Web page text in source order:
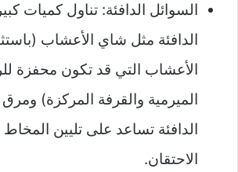
السوائل الدافئة: تناول كميات
الدافئة مثل شاي الأعشاب
الأعشاب التي قد تكون محفزة
الميرمية والقرفة المركزة) ومرق
الدافئة تساعد على تليين
الاحتقان.